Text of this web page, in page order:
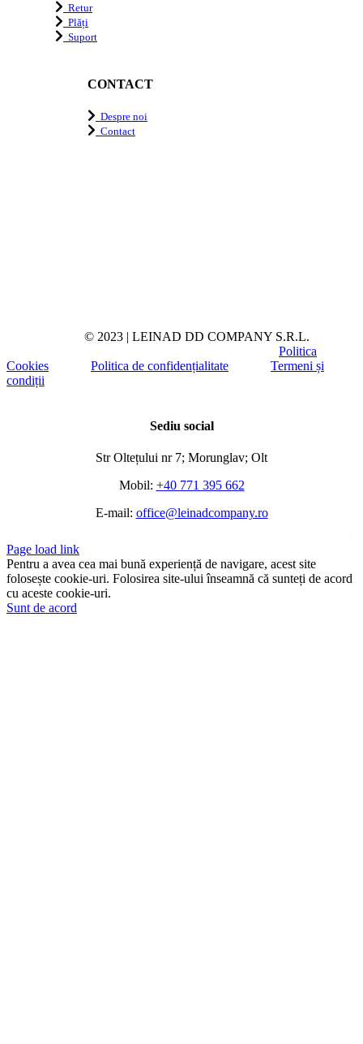
Retur
Plăți
Suport
CONTACT
Despre noi
Contact
© 2023 | LEINAD DD COMPANY S.R.L.
Politica
Cookies
Politica de confidențialitate
Termeni și
condiții
Sediu social
Str Oltețului nr 7; Morunglav; Olt
Mobil: +40 771 395 662
E-mail: office@leinadcompany.ro
Page load link
Pentru a avea cea mai bună experiență de navigare, acest site
folosește cookie-uri. Folosirea site-ului înseamnă că sunteți de acord
cu aceste cookie-uri.
Sunt de acord